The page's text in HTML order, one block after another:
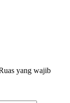
yang wajib